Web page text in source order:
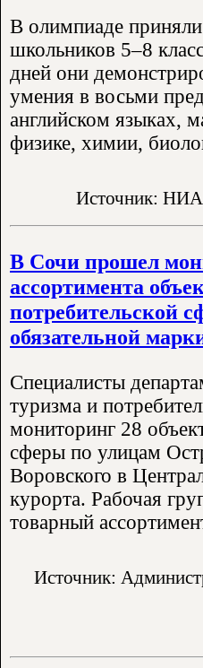
В олимпиаде
школьников 5–8
дней они
умения в восьми
английском языках,
физике, химии,
Источник:
В Сочи прошел
ассортимента
потребительской
обязательной
Специалисты
туризма и
мониторинг 28
сферы по улицам
Воровского в
курорта. Рабочая
товарный
Источник: